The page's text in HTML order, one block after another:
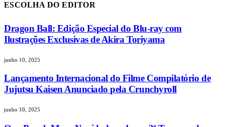
ESCOLHA DO EDITOR
Dragon Ball: Edição Especial do Blu-ray com
Ilustrações Exclusivas de Akira Toriyama
junho 10, 2025
Lançamento Internacional do Filme Compilatório de
Jujutsu Kaisen Anunciado pela Crunchyroll
junho 10, 2025